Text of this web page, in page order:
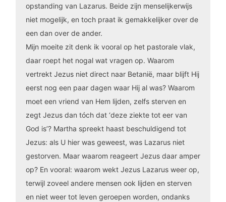
opstanding van Lazarus. Beide zijn menselijkerwijs
niet mogelijk, en toch praat ik gemakkelijker over de
een dan over de ander.
Mijn moeite zit denk ik vooral op het pastorale vlak,
daar roept het nogal wat vragen op. Waarom
vertrekt Jezus niet direct naar Betanië, maar blijft Hij
eerst nog een paar dagen waar Hij al was? Waarom
moet een vriend van Hem lijden, zelfs sterven en
zegt Jezus dan tóch dat ‘deze ziekte tot eer van
God is’? Martha spreekt haast beschuldigend tot
Jezus: als U hier was geweest, was Lazarus niet
gestorven. Maar waarom reageert Jezus daar amper
op? En vooral: waarom wekt Jezus Lazarus weer op,
terwijl zoveel andere mensen ook lijden en sterven
en niet weer tot leven geroepen worden, ondanks